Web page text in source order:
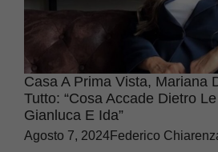
Casa A Prima Vista, Mariana
Tutto: “Cosa Accade Dietro
Gianluca E Ida”
Agosto 7, 2024Federico